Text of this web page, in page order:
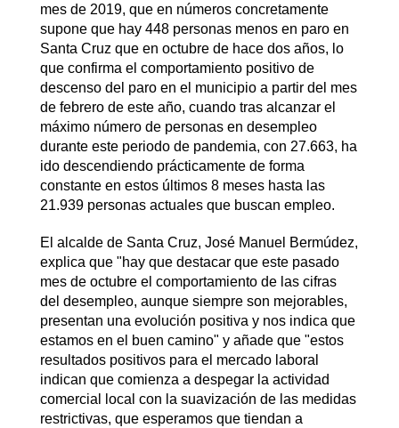
mes de 2019, que en números concretamente
supone que hay 448 personas menos en paro en
Santa Cruz que en octubre de hace dos años, lo
que confirma el comportamiento positivo de
descenso del paro en el municipio a partir del mes
de febrero de este año, cuando tras alcanzar el
máximo número de personas en desempleo
durante este periodo de pandemia, con 27.663, ha
ido descendiendo prácticamente de forma
constante en estos últimos 8 meses hasta las
21.939 personas actuales que buscan empleo.
El alcalde de Santa Cruz, José Manuel Bermúdez,
explica que "hay que destacar que este pasado
mes de octubre el comportamiento de las cifras
del desempleo, aunque siempre son mejorables,
presentan una evolución positiva y nos indica que
estamos en el buen camino" y añade que "estos
resultados positivos para el mercado laboral
indican que comienza a despegar la actividad
comercial local con la suavización de las medidas
restrictivas, que esperamos que tiendan a